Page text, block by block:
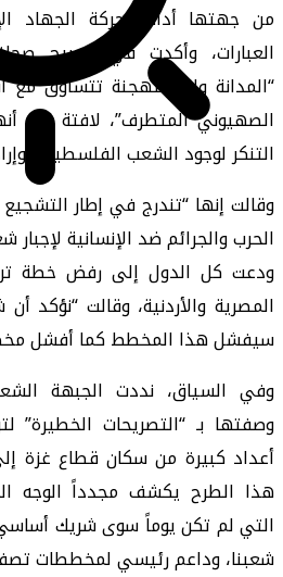
من جهتها أدانت حركة الجهاد
العبارات، وأكدت في تصريح
“المدانة والمستهجنة تتساوق مع
الصهيوني المتطرف”، لافتة إلى
التنكر لوجود الشعب الفلسطيني
وقالت إنها “تندرج في إطار
الحرب والجرائم ضد الإنسانية
ودعت كل الدول إلى رفض خطة
المصرية والأردنية، وقالت “نؤكد
سيفشل هذا المخطط كما أفشل
وفي السياق، نددت الجبهة
وصفتها بـ “التصريحات الخطيرة”
أعداد كبيرة من سكان قطاع غزة
هذا الطرح يكشف مجدداً الوجه
التي لم تكن يوماً سوى شريك
شعبنا، وداعم رئيسي لمخططات